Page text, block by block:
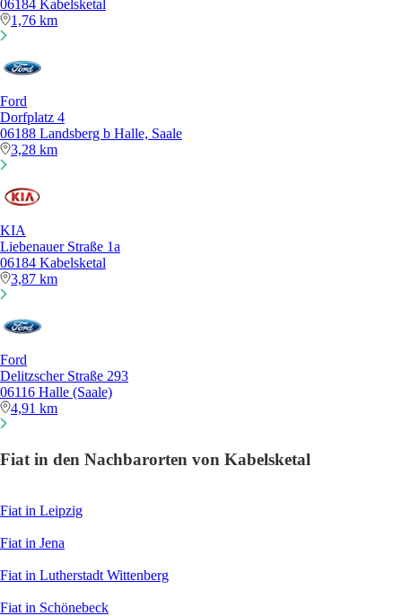
06184 Kabelsketal
1,76 km
Ford
Dorfplatz 4
06188 Landsberg b Halle, Saale
3,28 km
KIA
Liebenauer Straße 1a
06184 Kabelsketal
3,87 km
Ford
Delitzscher Straße 293
06116 Halle (Saale)
4,91 km
Fiat in den Nachbarorten von Kabelsketal
Fiat in Leipzig
Fiat in Jena
Fiat in Lutherstadt Wittenberg
Fiat in Schönebeck